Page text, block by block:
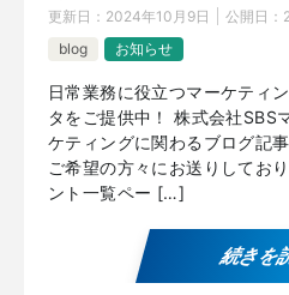
更新日： 2024年10月9日 公開日：
blog
お知らせ
日常業務に役立つマーケティ
タをご提供中！ 株式会社SBS
ケティングに関わるブログ記
ご希望の方々にお送りしてお
ント一覧ペー […]
続きを